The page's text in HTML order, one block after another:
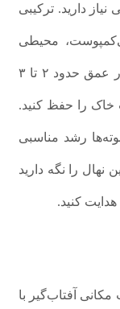
دارید. ترکیبی
محیطی
ایده‌آل برای رشد فراهم می‌کند. بذرها را در عمق حدود ۲ تا ۳
خاک را حفظ کنید.
رشد مناسبی
نهال را نگه دارید
کنید.
مکانی آفتاب‌گیر با